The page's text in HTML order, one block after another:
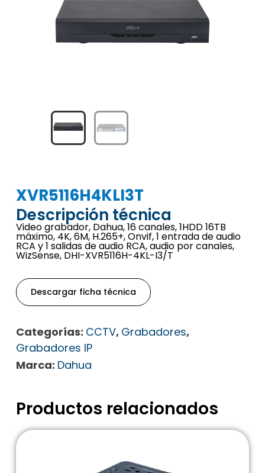
XVR5116H4KLI3T
Descripción técnica
Video grabador, Dahua, 16 canales, 1HDD 16TB
máximo, 4K, 6M, H.265+, Onvif, 1 entrada de audio
RCA y 1 salidas de audio RCA, audio por canales,
WizSense, DHI-XVR5116H-4KL-I3/T
Descargar ficha técnica
Categorías: CCTV, Grabadores,
Grabadores IP
Marca: Dahua
Productos relacionados